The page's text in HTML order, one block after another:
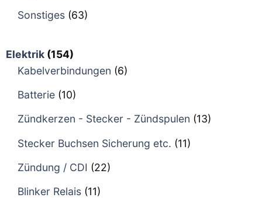
Sonstiges (63)
Elektrik (154)
Kabelverbindungen (6)
Batterie (10)
Zündkerzen - Stecker - Zündspulen (13)
Stecker Buchsen Sicherung etc. (11)
Zündung / CDI (22)
Blinker Relais (11)